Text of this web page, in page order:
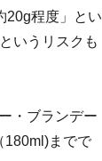
20g程度」とい
いうリスクも
・ブランデー
180ml)までで